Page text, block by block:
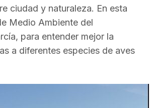
ciudad y naturaleza. En esta
Medio Ambiente del
para entender mejor la
a diferentes especies de aves